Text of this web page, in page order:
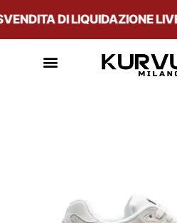
DI LIQUIDAZIONE LIVE!